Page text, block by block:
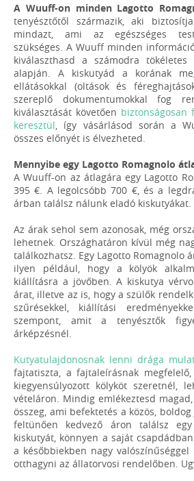
A Wuuff-on minden Lagotto
tenyésztőtől származik, aki
mindazt, ami az egészséges
szükséges. A Wuuff minden
kiválaszthasd a számodra
alapján. A kiskutyád a korának
ellátásokkal (oltások és
szereplő dokumentumokkal fog
kiválasztását követően biztonságosan
keresztül, így vásárlásod során a
összes előnyét is élvezheted.
Mennyibe egy Lagotto Romagnolo
A Wuuff-on az átlagára egy Lagotto
395 €. A legolcsóbb 700 €, és a
árban találsz nálunk eladó kiskutyákat.
Az árak sehol sem azonosak, még
lehetnek. Országhatáron kívül még
találkozhatsz. Egy Lagotto Romagnolo
ilyen például, hogy a kölyök
kiállításra a jövőben. A kiskutya
árat, illetve az is, hogy a szülők
szűrésekkel, kiállítási
szempont, amit a tenyésztők
árképzésnél.
Kutyatulajdonosnak lenni drága
fajtatiszta, a fajtaleírásnak megfelelő,
kiegyensúlyozott kölyköt szeretnél,
vételáron. Mindig emlékeztesd
összeg, ami befektetés a közös,
feltünően kedvező áron találsz
kiskutyát, könnyen a saját
a későbbiekben nagy
otthagyni az állatorvosi rendelőben.